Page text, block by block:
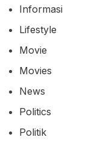
Informasi
Lifestyle
Movie
Movies
News
Politics
Politik